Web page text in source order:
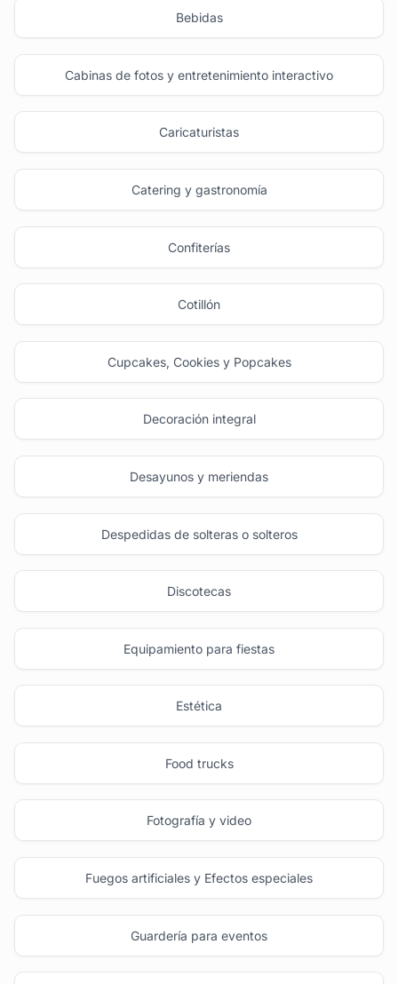
Bebidas
Cabinas de fotos y entretenimiento interactivo
Caricaturistas
Catering y gastronomía
Confiterías
Cotillón
Cupcakes, Cookies y Popcakes
Decoración integral
Desayunos y meriendas
Despedidas de solteras o solteros
Discotecas
Equipamiento para fiestas
Estética
Food trucks
Fotografía y video
Fuegos artificiales y Efectos especiales
Guardería para eventos